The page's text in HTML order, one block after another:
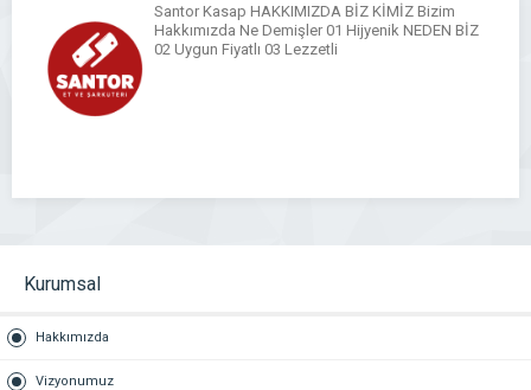
Santor Kasap HAKKIMIZDA BİZ KİMİZ Bizim
Hakkımızda Ne Demişler 01 Hijyenik NEDEN BİZ
02 Uygun Fiyatlı 03 Lezzetli
Kurumsal
Hakkımızda
Vizyonumuz